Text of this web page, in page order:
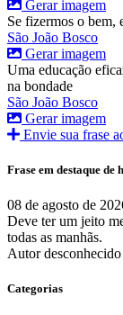
Gerar imagem
Se fizermos o bem,
São João Bosco
Gerar imagem
Uma educação
na bondade
São João Bosco
Gerar imagem
Envie sua frase
Frase em destaque de
08 de agosto de
Deve ter um jeito
todas as manhãs.
Autor desconhecido
Categorias